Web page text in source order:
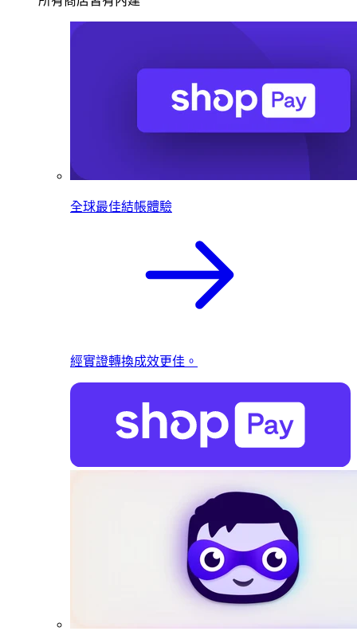
全球最佳結帳體驗
經實證轉換成效更佳。